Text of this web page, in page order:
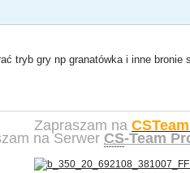
tryb gry np granatówka i inne
Zapraszam na
na Serwer CS-Team